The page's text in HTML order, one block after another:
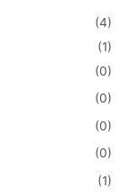
(4)
(1)
(0)
(0)
(0)
(0)
(1)